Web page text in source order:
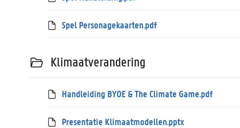
Spel Personagekaarten.pdf
Klimaatverandering
Handleiding BYOE & The Climate Game.pdf
Presentatie Klimaatmodellen.pptx